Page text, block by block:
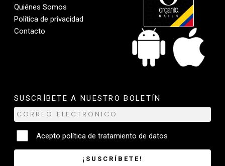
Quiénes Somos
Política de privacidad
Contacto
SUSCRÍBETE A NUESTRO BOLETÍN
Acepto política de tratamiento de datos
¡SUSCRÍBETE!